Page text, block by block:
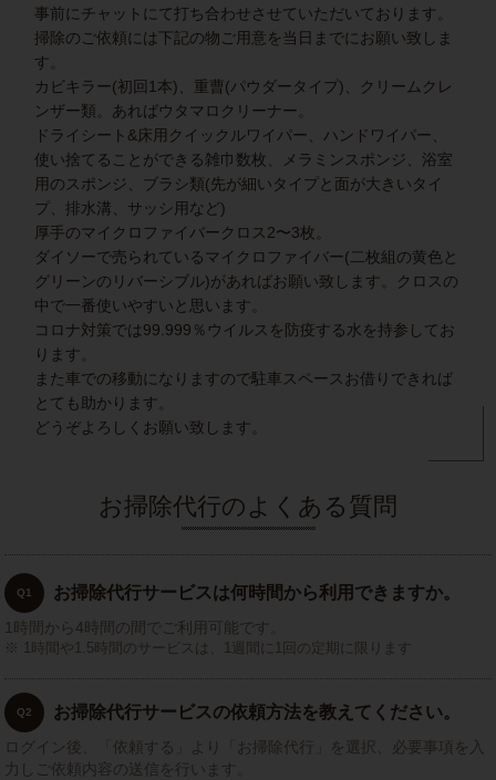
事前にチャットにて打ち合わせさせていただいております。
掃除のご依頼には下記の物ご用意を当日までにお願い致しま
す。
カビキラー(初回1本)、重曹(パウダータイプ)、クリームクレ
ンザー類。あればウタマロクリーナー。
ドライシート&床用クイックルワイパー、ハンドワイパー、
使い捨てることができる雑巾数枚、メラミンスポンジ、浴室
用のスポンジ、ブラシ類(先が細いタイプと面が大きいタイ
プ、排水溝、サッシ用など)
厚手のマイクロファイバークロス2〜3枚。
ダイソーで売られているマイクロファイバー(二枚組の黄色と
グリーンのリバーシブル)があればお願い致します。クロスの
中で一番使いやすいと思います。
コロナ対策では99.999％ウイルスを防疫する水を持参してお
ります。
また車での移動になりますので駐車スペースお借りできれば
とても助かります。
どうぞよろしくお願い致します。
お掃除代行のよくある質問
Q1 お掃除代行サービスは何時間から利用できますか。
1時間から4時間の間でご利用可能です。
1時間や1.5時間のサービスは、1週間に1回の定期に限ります
Q2 お掃除代行サービスの依頼方法を教えてください。
ログイン後、「依頼する」より「お掃除代行」を選択、必要事項を入
力しご依頼内容の送信を行います。